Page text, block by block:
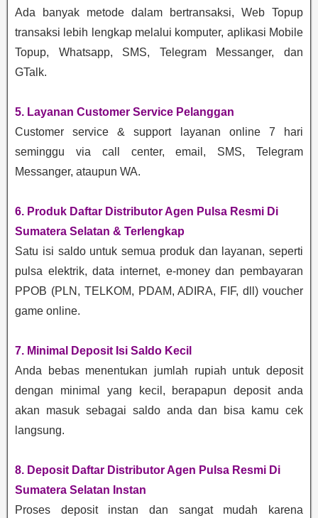
Ada banyak metode dalam bertransaksi, Web Topup
transaksi lebih lengkap melalui komputer, aplikasi Mobile
Topup, Whatsapp, SMS, Telegram Messanger, dan
GTalk.
5. Layanan Customer Service Pelanggan
Customer service & support layanan online 7 hari
seminggu via call center, email, SMS, Telegram
Messanger, ataupun WA.
6. Produk Daftar Distributor Agen Pulsa Resmi Di
Sumatera Selatan & Terlengkap
Satu isi saldo untuk semua produk dan layanan, seperti
pulsa elektrik, data internet, e-money dan pembayaran
PPOB (PLN, TELKOM, PDAM, ADIRA, FIF, dll) voucher
game online.
7. Minimal Deposit Isi Saldo Kecil
Anda bebas menentukan jumlah rupiah untuk deposit
dengan minimal yang kecil, berapapun deposit anda
akan masuk sebagai saldo anda dan bisa kamu cek
langsung.
8. Deposit Daftar Distributor Agen Pulsa Resmi Di
Sumatera Selatan Instan
Proses deposit instan dan sangat mudah karena